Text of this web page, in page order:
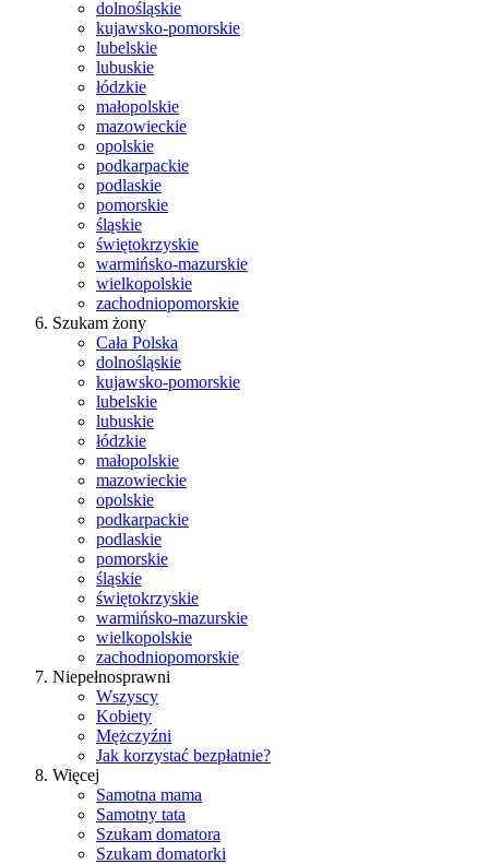
dolnośląskie
kujawsko-pomorskie
lubelskie
lubuskie
łódzkie
małopolskie
mazowieckie
opolskie
podkarpackie
podlaskie
pomorskie
śląskie
świętokrzyskie
warmińsko-mazurskie
wielkopolskie
zachodniopomorskie
Szukam żony
Cała Polska
dolnośląskie
kujawsko-pomorskie
lubelskie
lubuskie
łódzkie
małopolskie
mazowieckie
opolskie
podkarpackie
podlaskie
pomorskie
śląskie
świętokrzyskie
warmińsko-mazurskie
wielkopolskie
zachodniopomorskie
Niepełnosprawni
Wszyscy
Kobiety
Mężczyźni
Jak korzystać bezpłatnie?
Więcej
Samotna mama
Samotny tata
Szukam domatora
Szukam domatorki